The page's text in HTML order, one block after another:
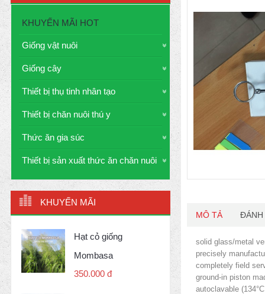
KHUYẾN MÃI HOT
Giống vật nuôi
Giống cây
Thiết bị thụ tinh nhân tạo
Thiết bị chăn nuôi thú y
Thức ăn gia súc
Thiết bị sản xuất thức ăn chăn nuôi
KHUYẾN MÃI
Hạt cỏ giống
Mombasa
350.000 đ
MÔ TẢ ĐÁNH
solid glass/metal
precisely
completely field
ground-in piston
autoclavable